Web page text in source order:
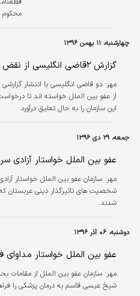
محکوم کرد.
چهارشنبه، ۱۱ بهمن ۱۳۹۶
گزارش ۲قاضی انگلیسی از نقض حقوق بشر در عربستان
مهر: دو قاضی انگلیسی با انتشار
از عفو بین الملل خواسته اند تا
این سازمان را به حال تعلیق درآورد.
جمعه، ۲۹ دی ۱۳۹۶
عفو بین الملل خواستار آزادی
مهر: سازمان عفو بین الملل خواستار
شخصیت های تاثیرگذار دینی عربستان
شدند.
دوشنبه، ۰۶ آذر ۱۳۹۶
عفو بین الملل خواستار
مهر: سازمان عفو بین الملل از مقامات
شیخ عیسی قاسم به درمان پزشکی را